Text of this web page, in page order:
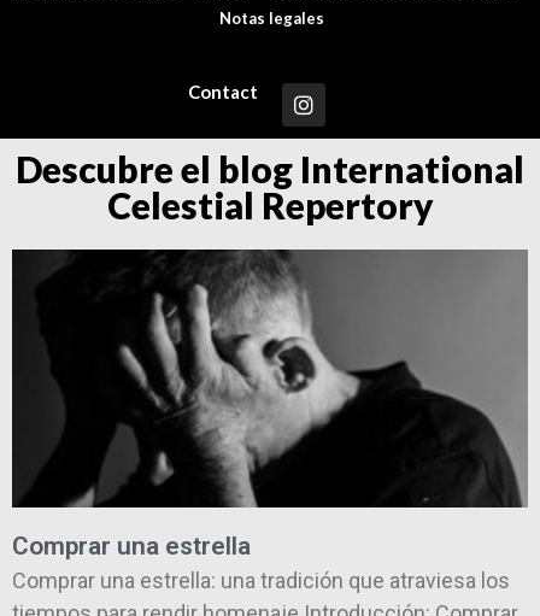
Notas legales
Contact
Descubre el blog International
Celestial Repertory
Comprar una estrella
Comprar una estrella: una tradición que atraviesa los